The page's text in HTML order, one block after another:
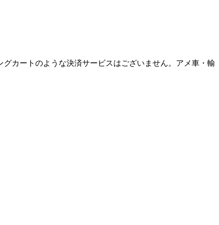
カートのような決済サービスはございません。アメ車・輸